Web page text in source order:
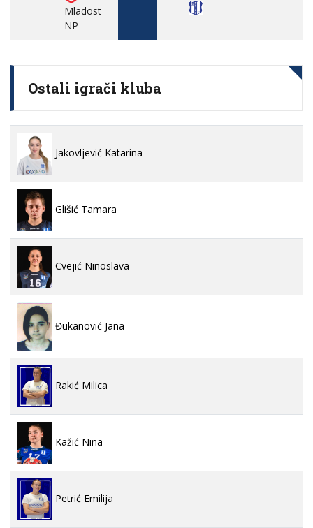
Mladost
NP
Ostali igrači kluba
Jakovljević Katarina
Glišić Tamara
Cvejić Ninoslava
Đukanović Jana
Rakić Milica
Kažić Nina
Petrić Emilija